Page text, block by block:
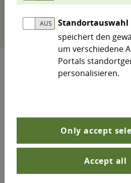
Klimastation pro Naturraum
ausgewählt.
Niederschlag (A3)
Bodenfeuchte unter
Natürliche
Standortauswahl
speichert den
um verschiedene
Portals
personalisieren.
Only accept
Accept all